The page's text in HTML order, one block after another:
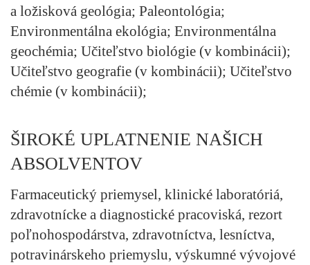
a ložisková geológia; Paleontológia;
Environmentálna ekológia; Environmentálna
geochémia; Učiteľstvo biológie (v kombinácii);
Učiteľstvo geografie (v kombinácii); Učiteľstvo
chémie (v kombinácii);
ŠIROKÉ UPLATNENIE NAŠICH
ABSOLVENTOV
Farmaceutický priemysel, klinické laboratóriá,
zdravotnícke a diagnostické pracoviská, rezort
poľnohospodárstva, zdravotníctva, lesníctva,
potravinárskeho priemyslu, výskumné vývojové